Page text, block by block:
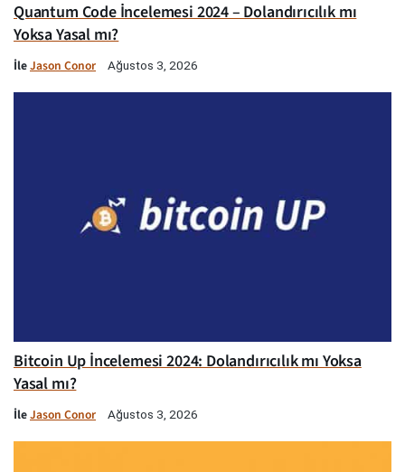
Quantum Code İncelemesi 2024 – Dolandırıcılık mı
Yoksa Yasal mı?
İleJason Conor Ağustos 3, 2026
Bitcoin Up İncelemesi 2024: Dolandırıcılık mı Yoksa
Yasal mı?
İleJason Conor Ağustos 3, 2026